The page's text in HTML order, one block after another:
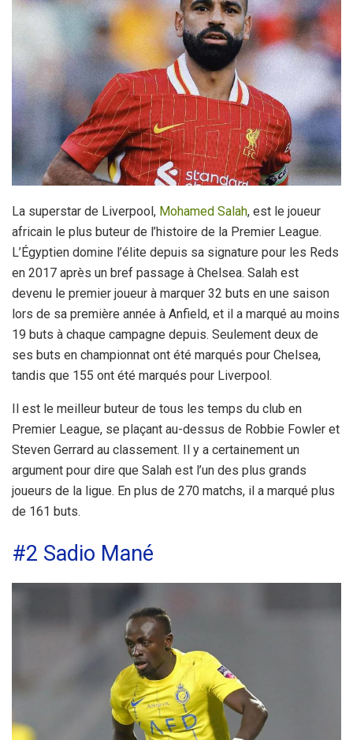
La superstar de Liverpool, Mohamed Salah, est le joueur
africain le plus buteur de l’histoire de la Premier League.
L’Égyptien domine l’élite depuis sa signature pour les Reds
en 2017 après un bref passage à Chelsea. Salah est
devenu le premier joueur à marquer 32 buts en une saison
lors de sa première année à Anfield, et il a marqué au moins
19 buts à chaque campagne depuis. Seulement deux de
ses buts en championnat ont été marqués pour Chelsea,
tandis que 155 ont été marqués pour Liverpool.
Il est le meilleur buteur de tous les temps du club en
Premier League, se plaçant au-dessus de Robbie Fowler et
Steven Gerrard au classement. Il y a certainement un
argument pour dire que Salah est l’un des plus grands
joueurs de la ligue. En plus de 270 matchs, il a marqué plus
de 161 buts.
#2 Sadio Mané